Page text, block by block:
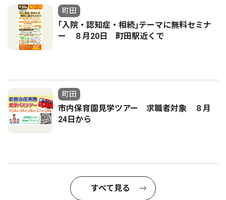
町田
｢入院・認知症・相続｣テーマに無料セミナ
ー ８月20日 町田駅近くで
町田
市内保育園見学ツアー 求職者対象 ８月
24日から
すべて見る